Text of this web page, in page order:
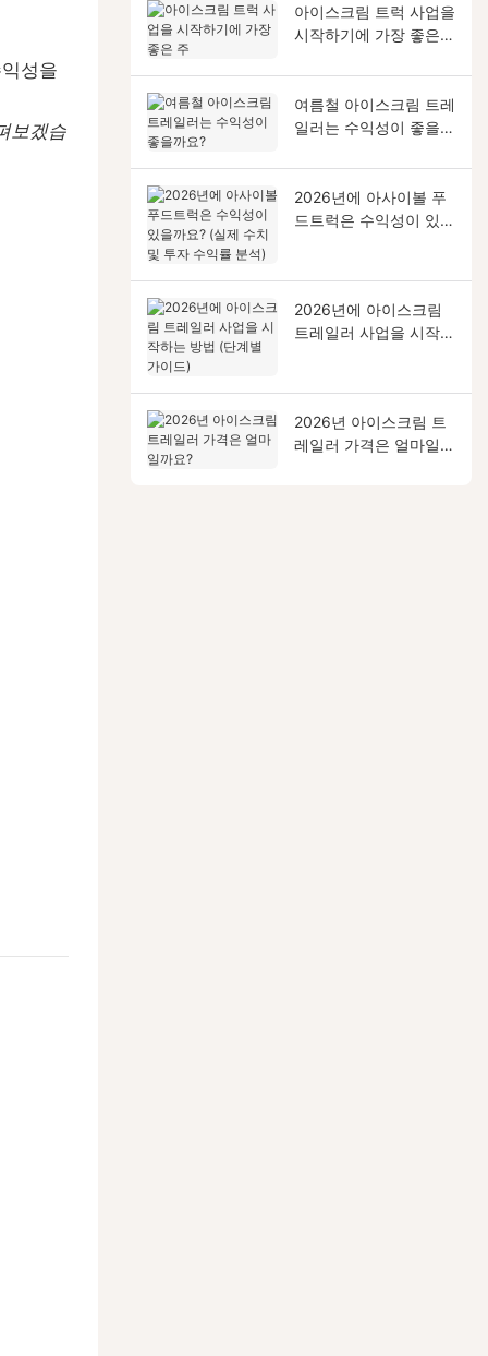
성을
보겠습
아이스크림 트럭 사업을
시작하기에 가장 좋은
여름철 아이스크림 트레
일러는 수익성이 좋을까
2026년에 아사이볼 푸
드트럭은 수익성이 있을
2026년에 아이스크림
트레일러 사업을 시작하
2026년 아이스크림 트
레일러 가격은 얼마일까